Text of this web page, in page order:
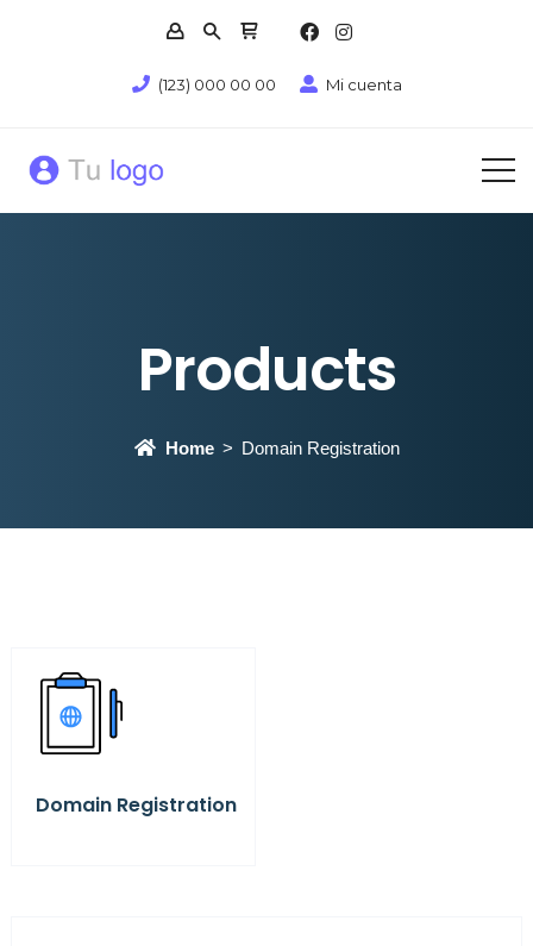
(123) 000 00 00 Mi cuenta
Products
Home Domain Registration
Domain Registration